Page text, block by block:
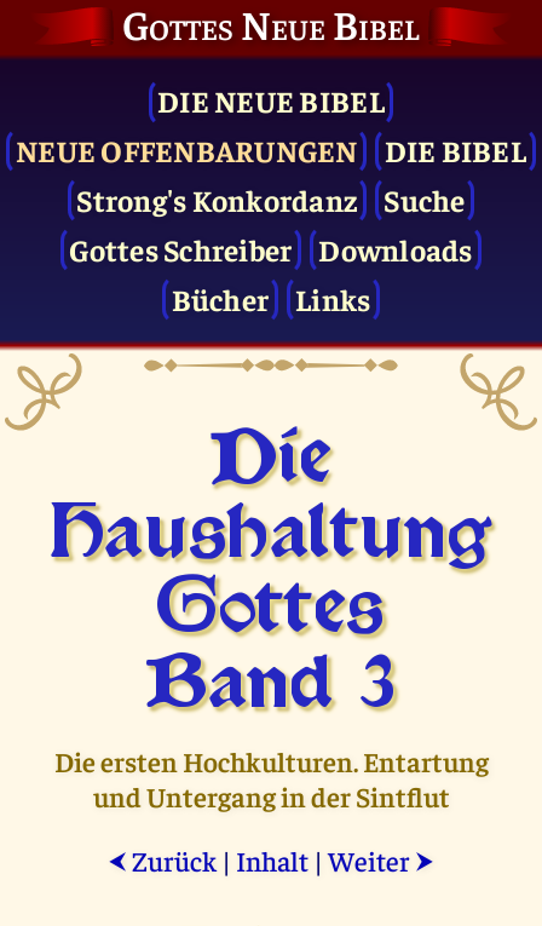
Gottes Neue Bibel
DIE NEUE BIBEL
NEUE OFFENBARUNGEN
DIE BIBEL
Strong's Konkordanz
Suche
Gottes Schreiber
Downloads
Bücher
Links
Die
Haushaltung
Gottes
Band 3
Die ersten Hochkulturen. Entartung
und Untergang in der Sintflut
⮜ Zurück | Inhalt |Weiter ⮞